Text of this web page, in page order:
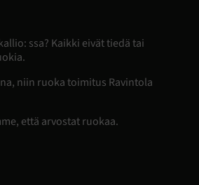
ssa? Kaikki eivät tiedä tai
niin ruoka toimitus Ravintola
että arvostat ruokaa.